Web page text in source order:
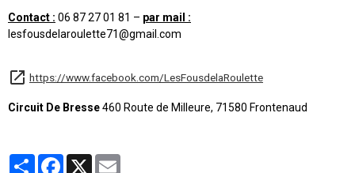
Contact : 06 87 27 01 81 – par mail :
lesfousdelaroulette71@gmail.com
https://www.facebook.com/LesFousdelaRoulette
Circuit De Bresse460 Route de Milleure, 71580 Frontenaud
PartagerFacebook
X